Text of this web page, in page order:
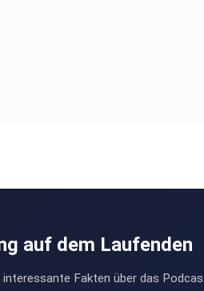
auf dem Laufenden
Fakten über das